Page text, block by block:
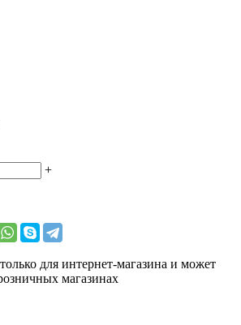
+
для интернет-магазина и может
магазинах